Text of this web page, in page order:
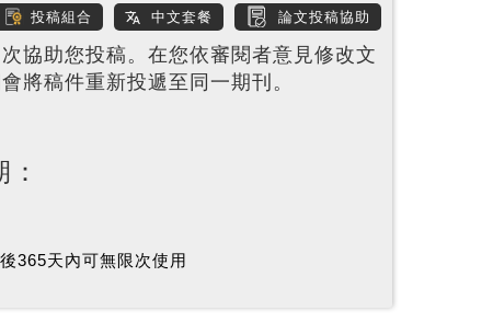
論文投稿協助
中文套餐
投稿組合
協助您投稿。在您依審閱者意見修改文
將稿件重新投遞至同一期刊。
365天內可無限次使用